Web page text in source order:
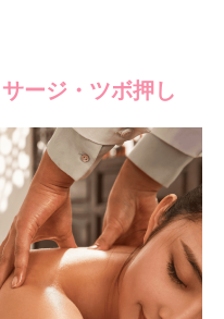
ージ・ツボ押し